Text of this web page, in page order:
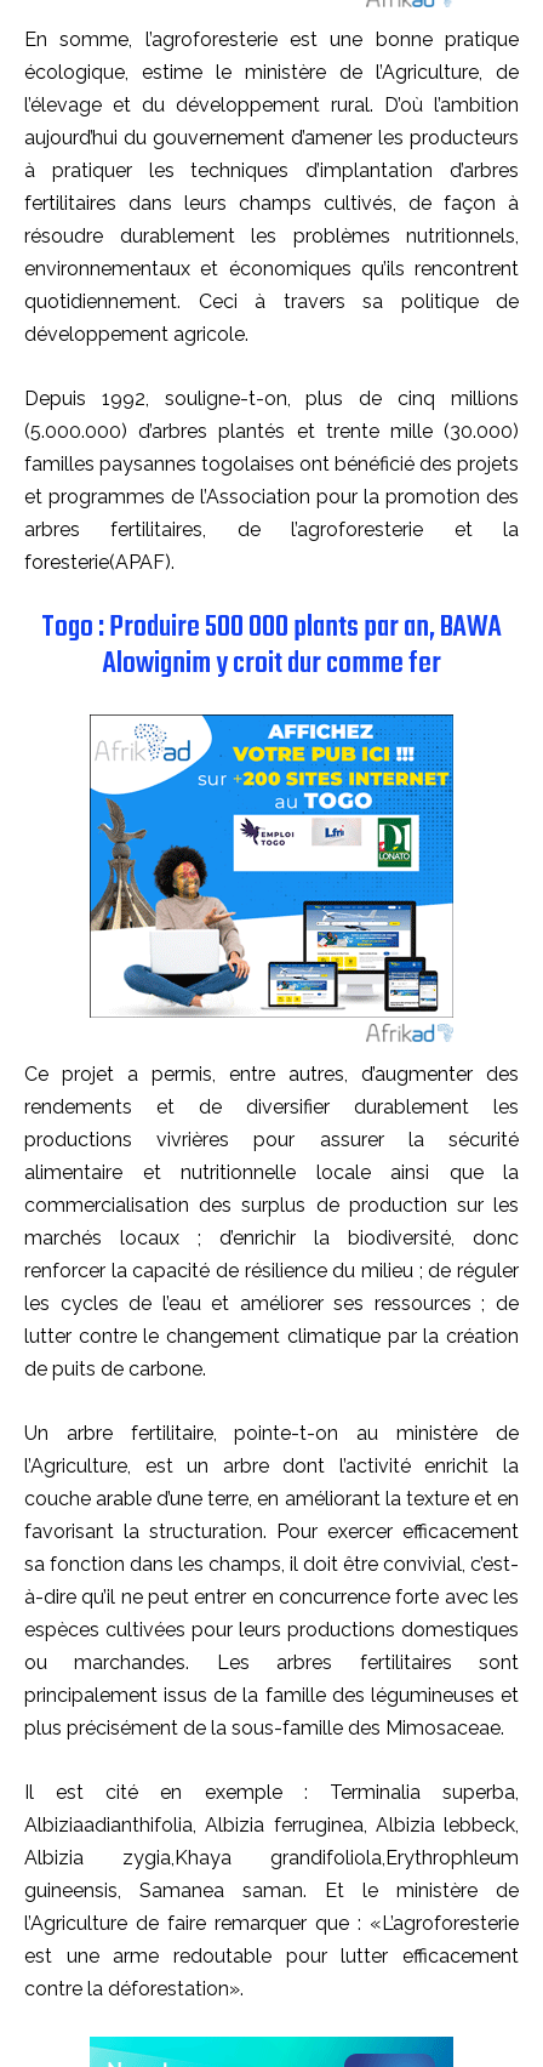
En somme, l’agroforesterie est une bonne pratique
écologique, estime le ministère de l’Agriculture, de
l’élevage et du développement rural. D’où l’ambition
aujourd’hui du gouvernement d’amener les producteurs
à pratiquer les techniques d’implantation d’arbres
fertilitaires dans leurs champs cultivés, de façon à
résoudre durablement les problèmes nutritionnels,
environnementaux et économiques qu’ils rencontrent
quotidiennement. Ceci à travers sa politique de
développement agricole.
Depuis 1992, souligne-t-on, plus de cinq millions
(5.000.000) d’arbres plantés et trente mille (30.000)
familles paysannes togolaises ont bénéficié des projets
et programmes de l’Association pour la promotion des
arbres fertilitaires, de l’agroforesterie et la
foresterie(APAF).
Togo : Produire 500 000 plants par an, BAWA
Alowignim y croit dur comme fer
Ce projet a permis, entre autres, d’augmenter des
rendements et de diversifier durablement les
productions vivrières pour assurer la sécurité
alimentaire et nutritionnelle locale ainsi que la
commercialisation des surplus de production sur les
marchés locaux ; d’enrichir la biodiversité, donc
renforcer la capacité de résilience du milieu ; de réguler
les cycles de l’eau et améliorer ses ressources ; de
lutter contre le changement climatique par la création
de puits de carbone.
Un arbre fertilitaire, pointe-t-on au ministère de
l’Agriculture, est un arbre dont l’activité enrichit la
couche arable d’une terre, en améliorant la texture et en
favorisant la structuration. Pour exercer efficacement
sa fonction dans les champs, il doit être convivial, c’est-
à-dire qu’il ne peut entrer en concurrence forte avec les
espèces cultivées pour leurs productions domestiques
ou marchandes. Les arbres fertilitaires sont
principalement issus de la famille des légumineuses et
plus précisément de la sous-famille des Mimosaceae.
Il est cité en exemple : Terminalia superba,
Albiziaadianthifolia, Albizia ferruginea, Albizia lebbeck,
Albizia zygia,Khaya grandifoliola,Erythrophleum
guineensis, Samanea saman. Et le ministère de
l’Agriculture de faire remarquer que : «L’agroforesterie
est une arme redoutable pour lutter efficacement
contre la déforestation».